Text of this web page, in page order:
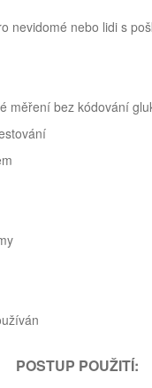
nevidomé nebo lidi s
měření bez kódování
POSTUP POUŽITÍ: